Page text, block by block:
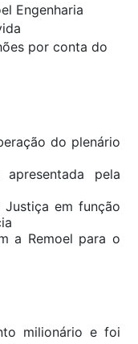
Engenharia
por conta do
do plenário
pela
em função
a Remoel para o
milionário e foi